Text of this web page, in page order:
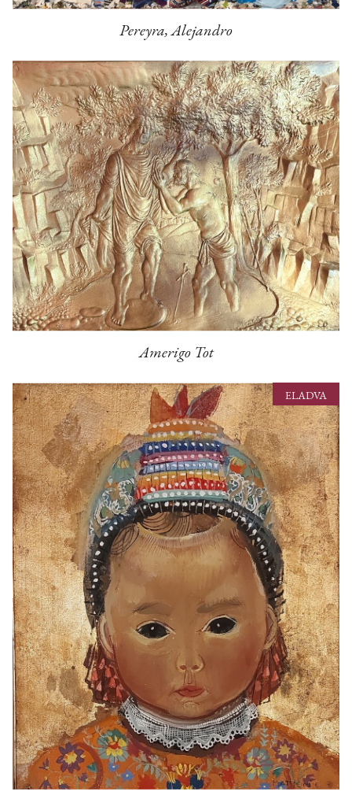
Pereyra, Alejandro
Amerigo Tot
ELADVA